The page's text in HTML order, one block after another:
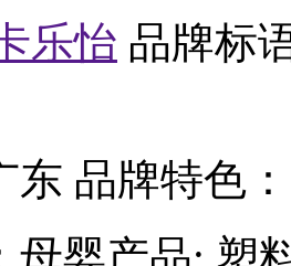
乐怡 品牌标
东 品牌特色：